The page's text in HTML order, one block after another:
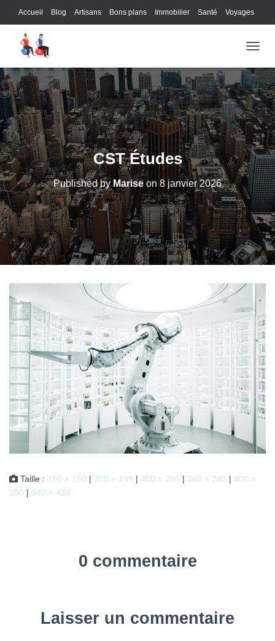
Accueil Blog Artisans Bons plans Immobilier Santé Voyages
Lifestyle
Juridique Logistique Publicité Technologie
CST Études
Published byMariseon 8 janvier 2026
Taille : 150 × 150 | 300 × 199 | 400 × 265 | 360 × 240 | 400 ×
250 | 640 × 424
0 commentaire
Laisser un commentaire